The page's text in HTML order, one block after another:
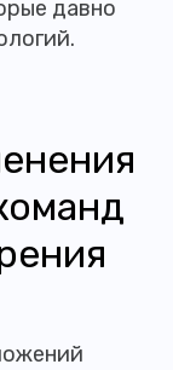
давно